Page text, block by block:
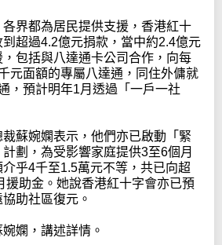
界都為居民提供支援，香港紅十
超過4.2億元捐款，當中約2.4億元
包括與八達通卡公司合作，向每
元面額的專屬八達通，同住外傭就
，預計明年1月透過「一戶一社
蘇婉嫻表示，他們亦已啟動「緊
劃，為受影響家庭提供3至6個月
乎4千至1.5萬元不等，共已向超
援助金。她說香港紅十字會亦已預
助社區復元。
嫻，講述詳情。